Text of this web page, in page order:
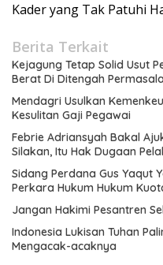
Kader yang Tak Patuhi
Berita Terkait
Kejagung Tetap Solid Usut
Berat Di Ditengah
Mendagri Usulkan
Kesulitan Gaji Pegawai
Febrie Adriansyah Bakal
Silakan, Itu Hak Dugaan
Sidang Perdana Gus Yaqut
Perkara Hukum Hukum
Jangan Hakimi Pesantren
Indonesia Lukisan Tuhan
Mengacak-acaknya